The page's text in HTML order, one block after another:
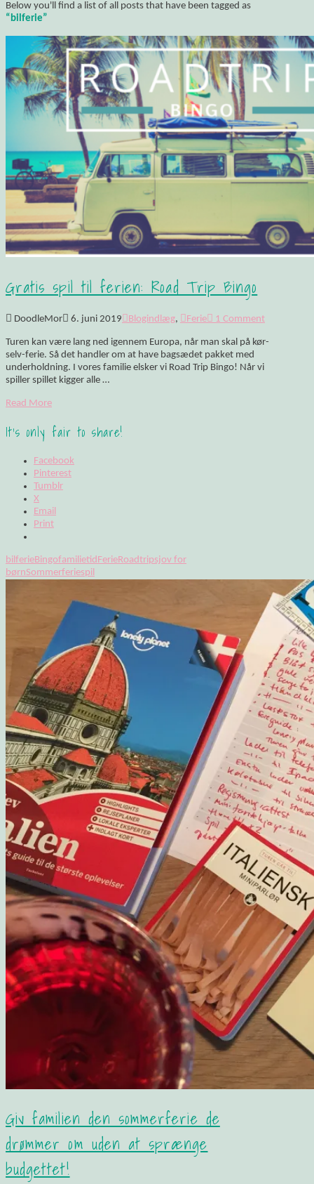
Below you'll find a list of all posts that have been tagged as
“bilferie”
Gratis spil til ferien: Road Trip Bingo
DoodleMor 6. juni 2019 Blogindlæg, Ferie 1 Comment
Turen kan være lang ned igennem Europa, når man skal på kør-
selv-ferie. Så det handler om at have bagsædet pakket med
underholdning. I vores familie elsker vi Road Trip Bingo! Når vi
spiller spillet kigger alle …
Read More
It's only fair to share!
Facebook
Pinterest
Tumblr
X
Email
Print
bilferieBingofamilietid FerieRoadtripsjov for
børnSommerferiespil
Giv familien den sommerferie de
drømmer om uden at sprænge
budgettet!